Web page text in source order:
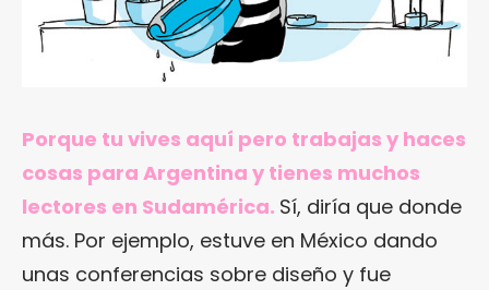
Porque tu vives aquí pero trabajas y haces
cosas para Argentina y tienes muchos
lectores en Sudamérica. Sí, diría que donde
más. Por ejemplo, estuve en México dando
unas conferencias sobre diseño y fue